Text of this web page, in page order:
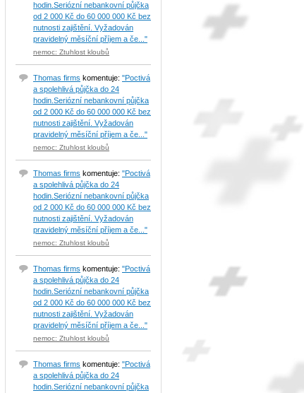
hodin.Seriózní nebankovní půjčka
od 2 000 Kč do 60 000 000 Kč bez
nutnosti zajištění. Vyžadován
pravidelný měsíční příjem a če..."
nemoc: Ztuhlost kloubů
Thomas firms komentuje: "Poctivá
a spolehlivá půjčka do 24
hodin.Seriózní nebankovní půjčka
od 2 000 Kč do 60 000 000 Kč bez
nutnosti zajištění. Vyžadován
pravidelný měsíční příjem a če..."
nemoc: Ztuhlost kloubů
Thomas firms komentuje: "Poctivá
a spolehlivá půjčka do 24
hodin.Seriózní nebankovní půjčka
od 2 000 Kč do 60 000 000 Kč bez
nutnosti zajištění. Vyžadován
pravidelný měsíční příjem a če..."
nemoc: Ztuhlost kloubů
Thomas firms komentuje: "Poctivá
a spolehlivá půjčka do 24
hodin.Seriózní nebankovní půjčka
od 2 000 Kč do 60 000 000 Kč bez
nutnosti zajištění. Vyžadován
pravidelný měsíční příjem a če..."
nemoc: Ztuhlost kloubů
Thomas firms komentuje: "Poctivá
a spolehlivá půjčka do 24
hodin.Seriózní nebankovní půjčka